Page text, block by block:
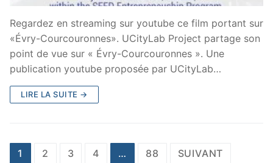
Regardez en streaming sur youtube ce film portant sur
«Évry-Courcouronnes». UCityLab Project partage son
point de vue sur « Évry-Courcouronnes ». Une
publication youtube proposée par UCityLab…
LIRE LA SUITE →
Pagination
1 2 3 4 … 88 SUIVANT